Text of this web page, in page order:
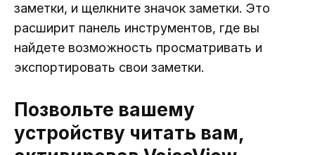
заметки, и щелкните значок заметки. Это
расширит панель инструментов, где вы
найдете возможность просматривать и
экспортировать свои заметки.
Позвольте вашему
устройству читать вам,